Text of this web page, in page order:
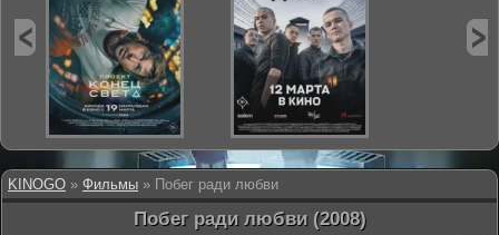
KINOGO » Фильмы » Побег ради любви
Побег ради любви (2008)